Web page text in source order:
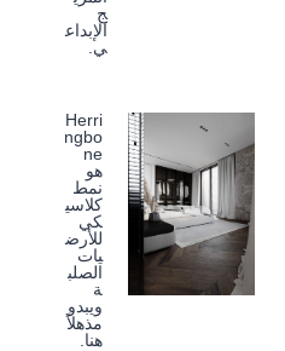
ج
الإبداع
ي.
Herri
ngbo
ne
هو
نمط
كلاسي
كي
للأرض
يات
الصلب
ة
ويبدو
مذهلاً
هنا.